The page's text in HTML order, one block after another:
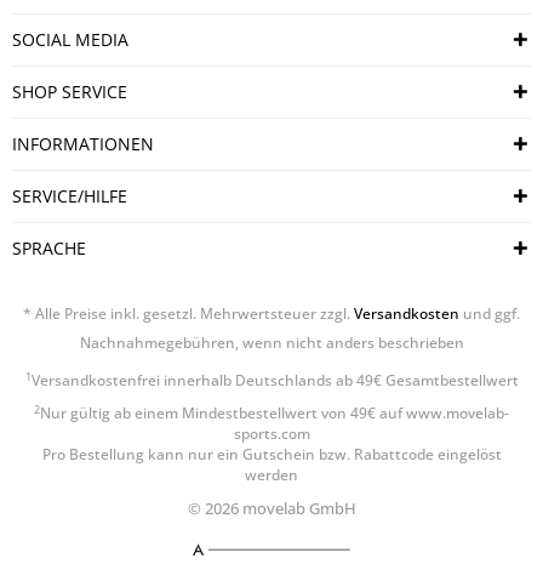
SOCIAL MEDIA
SHOP SERVICE
INFORMATIONEN
SERVICE/HILFE
SPRACHE
* Alle Preise inkl. gesetzl. Mehrwertsteuer zzgl.Versandkosten und ggf.
Nachnahmegebühren, wenn nicht anders beschrieben
1Versandkostenfrei innerhalb Deutschlands ab 49€ Gesamtbestellwert
2Nur gültig ab einem Mindestbestellwert von 49€ auf www.movelab-
sports.com
Pro Bestellung kann nur ein Gutschein bzw. Rabattcode eingelöst
werden
© 2026 movelab GmbH